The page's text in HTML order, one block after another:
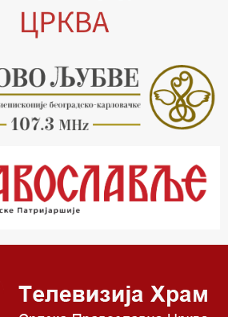
и Метохији
читанка
Гугла